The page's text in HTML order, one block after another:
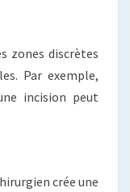
zones discrètes
Par exemple,
incision peut
crée une